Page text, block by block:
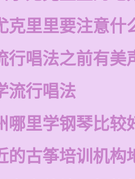
克里里要注意什
行唱法之前有美
流行唱法
哪里学钢琴比较
的古筝培训机构